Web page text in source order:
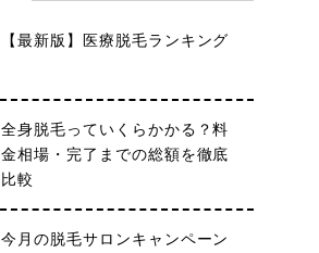
【最新版】医療脱毛ランキング
全身脱毛っていくらかかる？料
金相場・完了までの総額を徹底
比較
今月の脱毛サロンキャンペーン